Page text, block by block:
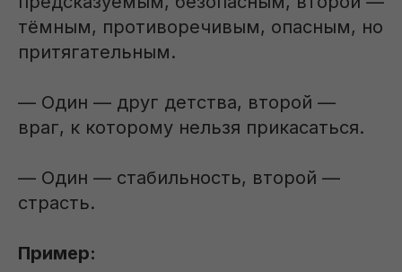
тёмным, противоречивым, опасным, но
притягательным.
— Один — друг детства, второй —
враг, к которому нельзя прикасаться.
— Один — стабильность, второй —
страсть.
Пример: